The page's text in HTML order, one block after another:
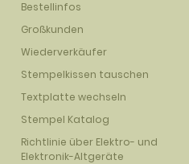
Bestellinfos
Großkunden
Wiederverkäufer
Stempelkissen tauschen
Textplatte wechseln
Stempel Katalog
Richtlinie über Elektro- und
Elektronik-Altgeräte